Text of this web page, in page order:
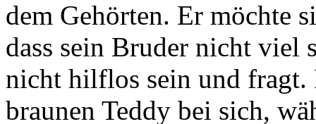
dem Gehörten. Er möchte
dass sein Bruder nicht viel
nicht hilflos sein und fragt.
braunen Teddy bei sich,